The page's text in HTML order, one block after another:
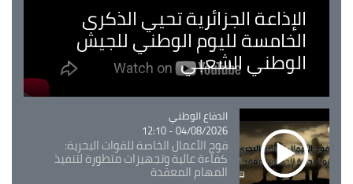
الإذاعة الجزائرية تحيي الذكرى
الخامسة لليوم الوطني للجيش
الوطني الشعبي
Catégorie
الدفاع الوطني
04/08/2026 - 12:10
فوج الأعمال الخاصة للقوات البحرية:
كفاءة عالية وتجهيزات متطورة لتنفيذ
المهام المعقدة